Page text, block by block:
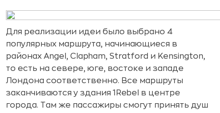
Для реализации идеи было выбрано 4
популярных маршрута, начинающиеся в
районах Angel, Clapham, Stratford и Kensington,
то есть на севере, юге, востоке и западе
Лондона соответственно. Все маршруты
заканчиваются у здания 1Rebel в центре
города. Там же пассажиры смогут принять душ